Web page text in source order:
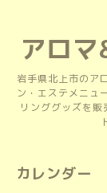
アロ
岩手県北上市のア
ン・エステメニュ
リンググッズを
カレンダー